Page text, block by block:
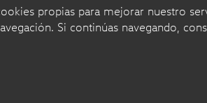
|Volkswagen|autosycamionetas|
propias para mejorar nuestro
Si continúas navegando,